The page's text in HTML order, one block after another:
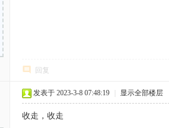
回复
发表于 2023-3-8 07:48:19 显示全部楼层
收走，收走